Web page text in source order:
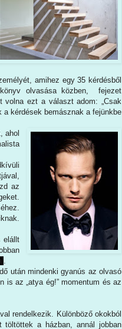
amihez egy 35 kérdésből
olvasása közben, fejezet
volna ezt a választ adom: „Csak
kérdések bemásznak a fejünkbe
ahol
az
elállt
után mindenki gyanús az olvasó
is az „atya ég!” momentum és az
rendelkezik. Különböző okokból
a házban, annál jobban